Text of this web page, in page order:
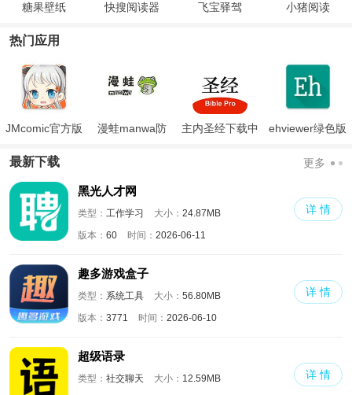
糖果壁纸 快搜阅读器 飞宝驿驾 小猪阅读
热门应用
JMcomic官方版
漫蛙manwa防
主内圣经下载中
ehviewer绿色版
最新下载 更多
黑光人才网
类型： 工作学习 大小： 24.87MB
版本： 60 时间： 2026-06-11
详 情
趣多游戏盒子
类型： 系统工具 大小： 56.80MB
版本： 3771 时间： 2026-06-10
详 情
超级语录
类型： 社交聊天 大小： 12.59MB 详 情